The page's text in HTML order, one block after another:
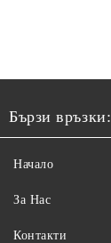
Бързи връзки:
Начало
За Нас
Контакти